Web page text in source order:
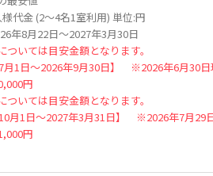
代金 (2～4名1室利用) 単位:円
年8月22日～2027年3月30日
ついては目安金額となります。
月1日～2026年9月30日】 ※2026年6月30日
円
ついては目安金額となります。
月1日～2027年3月31日】 ※2026年7月29
円